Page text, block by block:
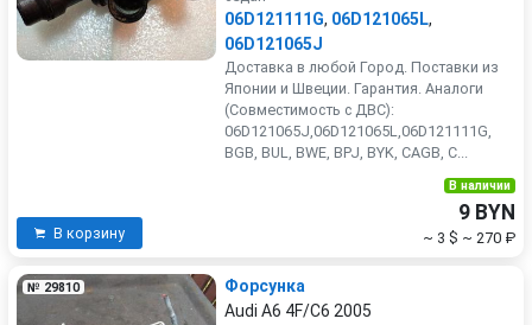
06D121111G, 06D121065L,
06D121065J
Доставка в любой Город. Поставки из
Японии и Швеции. Гарантия. Аналоги
(Совместимость с ДВС):
06D121065J,06D121065L,06D121111G,
BGB, BUL, BWE, BPJ, BYK, CAGB, C...
В корзину
В наличии
9 BYN
~ 3 $ ~ 270 ₽
№ 29810
Форсунка
Audi A6 4F/C6 2005